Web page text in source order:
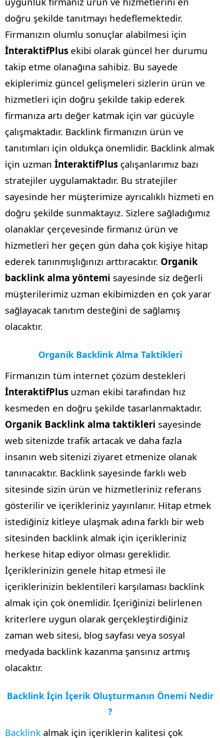
doğru şekilde tanıtmayı hedeflemektedir.
Firmanızın olumlu sonuçlar alabilmesi için
İnteraktifPlus ekibi olarak güncel her durumu
takip etme olanağına sahibiz. Bu sayede
ekiplerimiz güncel gelişmeleri sizlerin ürün ve
hizmetleri için doğru şekilde takip ederek
firmanıza artı değer katmak için var gücüyle
çalışmaktadır. Backlink firmanızın ürün ve
tanıtımları için oldukça önemlidir. Backlink almak
için uzman İnteraktifPlus çalışanlarımız bazı
stratejiler uygulamaktadır. Bu stratejiler
sayesinde her müşterimize ayrıcalıklı hizmeti en
doğru şekilde sunmaktayız. Sizlere sağladığımız
olanaklar çerçevesinde firmanız ürün ve
hizmetleri her geçen gün daha çok kişiye hitap
ederek tanınmışlığınızı arttıracaktır. Organik
backlink alma yöntemi sayesinde siz değerli
müşterilerimiz uzman ekibimizden en çok yarar
sağlayacak tanıtım desteğini de sağlamış
olacaktır.
Organik Backlink Alma Taktikleri
Firmanızın tüm internet çözüm destekleri
İnteraktifPlus uzman ekibi tarafından hız
kesmeden en doğru şekilde tasarlanmaktadır.
Organik Backlink alma taktikleri sayesinde
web sitenizde trafik artacak ve daha fazla
insanın web sitenizi ziyaret etmenize olanak
tanınacaktır. Backlink sayesinde farklı web
sitesinde sizin ürün ve hizmetleriniz referans
gösterilir ve içerikleriniz yayınlanır. Hitap etmek
istediğiniz kitleye ulaşmak adına farklı bir web
sitesinden backlink almak için içerikleriniz
herkese hitap ediyor olması gereklidir.
İçeriklerinizin genele hitap etmesi ile
içeriklerinizin beklentileri karşılaması backlink
almak için çok önemlidir. İçeriğinizi belirlenen
kriterlere uygun olarak gerçekleştirdiğiniz
zaman web sitesi, blog sayfası veya sosyal
medyada backlink kazanma şansınız artmış
olacaktır.
Backlink İçin İçerik Oluşturmanın Önemi Nedir
?
Backlink almak için içeriklerin kalitesi çok